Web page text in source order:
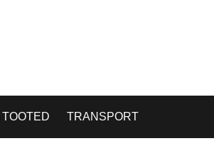
TRANSPORT